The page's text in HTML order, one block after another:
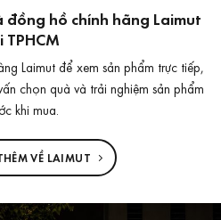
hồ chính hãng Laimut
TPHCM
Laimut để xem sản phẩm trực tiếp,
chọn quà và trải nghiệm sản phẩm
khi mua.
VỀ LAIMUT